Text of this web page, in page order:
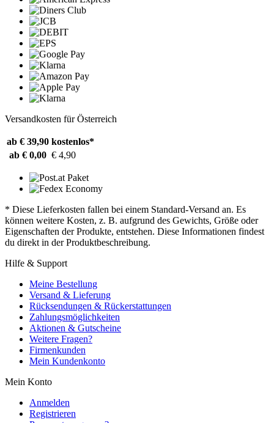
Versandkosten für Österreich
ab € 39,90 kostenlos*
ab € 0,00 € 4,90
* Diese Lieferkosten fallen bei einem Standard-Versand an. Es
können weitere Kosten, z. B. aufgrund des Gewichts, Größe oder
Eigenschaften der Produkte, entstehen. Diese Informationen findest
du direkt in der Produktbeschreibung.
Hilfe & Support
Meine Bestellung
Versand & Lieferung
Rücksendungen & Rückerstattungen
Zahlungsmöglichkeiten
Aktionen & Gutscheine
Weitere Fragen?
Firmenkunden
Mein Kundenkonto
Mein Konto
Anmelden
Registrieren